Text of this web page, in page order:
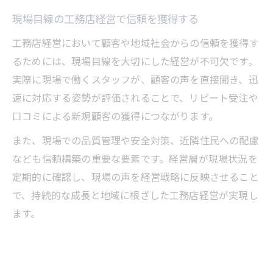
現場目線の工務店経営で信頼を獲得する
工務店経営において顧客や地域社会からの信頼を獲得す
るためには、現場目線を大切にした経営が不可欠です。
実際に現場で働くスタッフが、顧客の声を直接聞き、迅
速に対応する姿勢が評価されることで、リピート受注や
口コミによる新規顧客の獲得につながります。
また、現場での品質管理や安全対策、近隣住民への配慮
なども信頼構築の重要な要素です。経営層が現場状況を
定期的に確認し、現場の声を経営戦略に反映させること
で、持続的な成長と地域に根ざした工務店経営が実現し
ます。